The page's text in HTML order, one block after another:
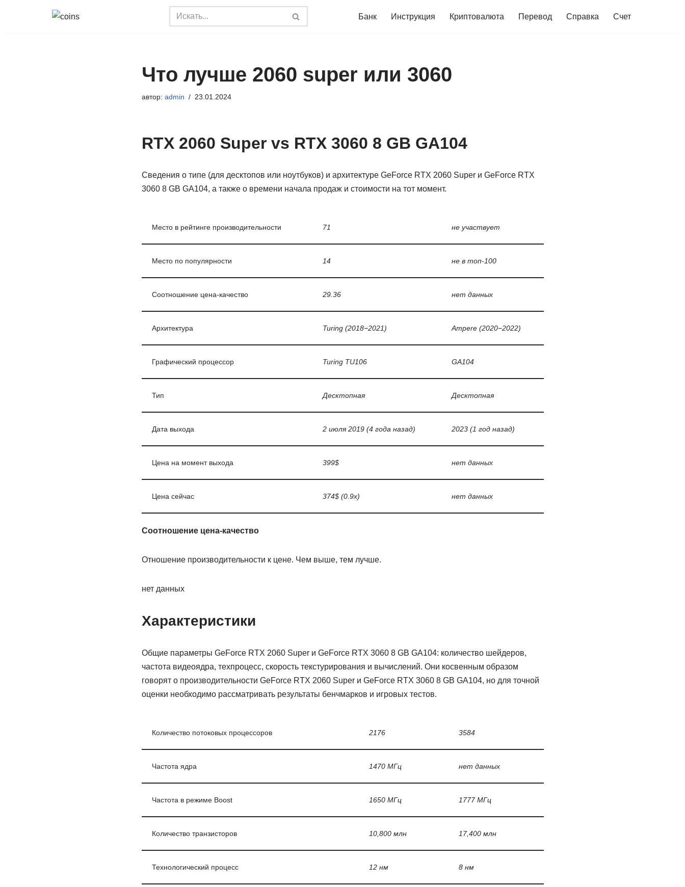
Банк Инструкция Криптовалюта Перевод Справка Счет
Что лучше 2060 super или 3060
автор: admin 23.01.2024
RTX 2060 Super vs RTX 3060 8 GB GA104
Сведения о типе (для десктопов или ноутбуков) и архитектуре GeForce RTX 2060 Super и GeForce RTX
3060 8 GB GA104, а также о времени начала продаж и стоимости на тот момент.
Место в рейтинге производительности 71 не участвует
Место по популярности 14 не в топ-100
Соотношение цена-качество 29.36 нет данных
Архитектура Turing (2018−2021) Ampere (2020−2022)
Графический процессор Turing TU106 GA104
Тип Десктопная Десктопная
Дата выхода 2 июля 2019 (4 года назад) 2023 (1 год назад)
Цена на момент выхода 399$ нет данных
Цена сейчас 374$ (0.9x) нет данных
Соотношение цена-качество
Отношение производительности к цене. Чем выше, тем лучше.
нет данных
Характеристики
Общие параметры GeForce RTX 2060 Super и GeForce RTX 3060 8 GB GA104: количество шейдеров,
частота видеоядра, техпроцесс, скорость текстурирования и вычислений. Они косвенным образом
говорят о производительности GeForce RTX 2060 Super и GeForce RTX 3060 8 GB GA104, но для точной
оценки необходимо рассматривать результаты бенчмарков и игровых тестов.
Количество потоковых процессоров 2176 3584
Частота ядра 1470 МГц нет данных
Частота в режиме Boost 1650 МГц 1777 МГц
Количество транзисторов 10,800 млн 17,400 млн
Технологический процесс 12 нм 8 нм